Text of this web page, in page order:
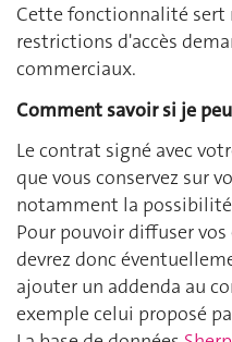
Cette fonctionnalité sert
restrictions d'accès
commerciaux.
Comment savoir si je
Le contrat signé avec
que vous conservez sur
notamment la
Pour pouvoir diffuser
devrez donc
ajouter un addenda au
exemple celui proposé